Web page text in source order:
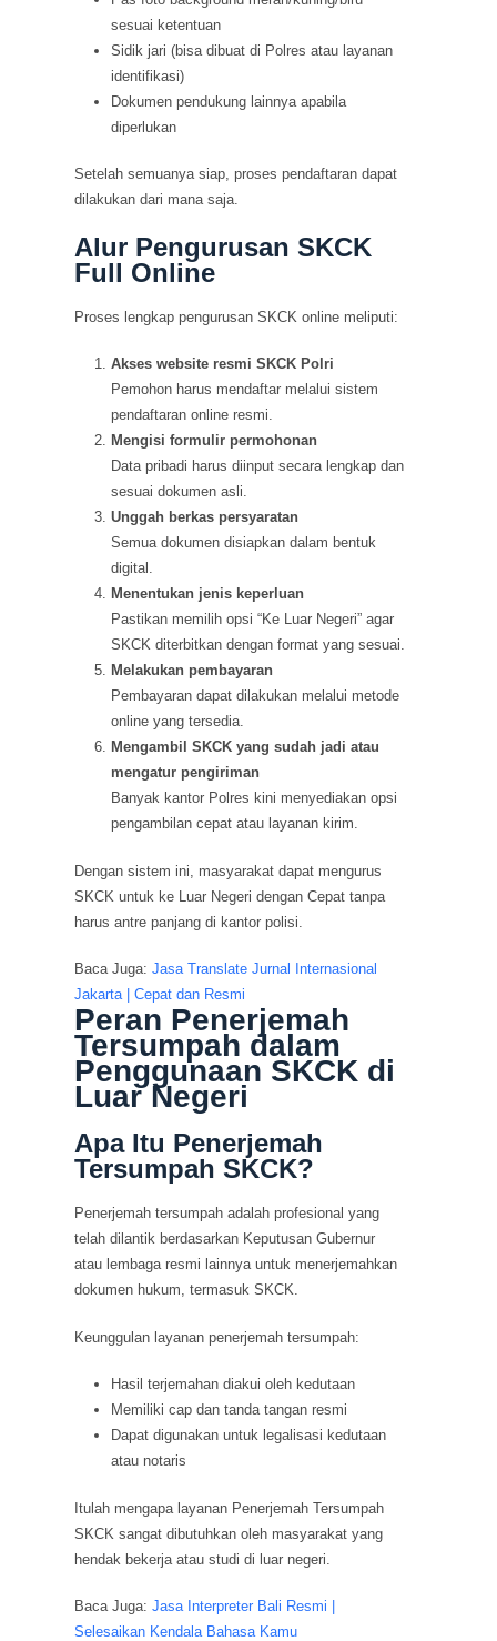
sesuai ketentuan
Sidik jari (bisa dibuat di Polres atau layanan
identifikasi)
Dokumen pendukung lainnya apabila
diperlukan
Setelah semuanya siap, proses pendaftaran dapat
dilakukan dari mana saja.
Alur Pengurusan SKCK
Full Online
Proses lengkap pengurusan SKCK online meliputi:
Akses website resmi SKCK Polri
Pemohon harus mendaftar melalui sistem
pendaftaran online resmi.
Mengisi formulir permohonan
Data pribadi harus diinput secara lengkap dan
sesuai dokumen asli.
Unggah berkas persyaratan
Semua dokumen disiapkan dalam bentuk
digital.
Menentukan jenis keperluan
Pastikan memilih opsi “Ke Luar Negeri” agar
SKCK diterbitkan dengan format yang sesuai.
Melakukan pembayaran
Pembayaran dapat dilakukan melalui metode
online yang tersedia.
Mengambil SKCK yang sudah jadi atau
mengatur pengiriman
Banyak kantor Polres kini menyediakan opsi
pengambilan cepat atau layanan kirim.
Dengan sistem ini, masyarakat dapat mengurus
SKCK untuk ke Luar Negeri dengan Cepat tanpa
harus antre panjang di kantor polisi.
Baca Juga:Jasa Translate Jurnal Internasional
Jakarta | Cepat dan Resmi
Peran Penerjemah
Tersumpah dalam
Penggunaan SKCK di
Luar Negeri
Apa Itu Penerjemah
Tersumpah SKCK?
Penerjemah tersumpah adalah profesional yang
telah dilantik berdasarkan Keputusan Gubernur
atau lembaga resmi lainnya untuk menerjemahkan
dokumen hukum, termasuk SKCK.
Keunggulan layanan penerjemah tersumpah:
Hasil terjemahan diakui oleh kedutaan
Memiliki cap dan tanda tangan resmi
Dapat digunakan untuk legalisasi kedutaan
atau notaris
Itulah mengapa layanan Penerjemah Tersumpah
SKCK sangat dibutuhkan oleh masyarakat yang
hendak bekerja atau studi di luar negeri.
Baca Juga:Jasa Interpreter Bali Resmi |
Selesaikan Kendala Bahasa Kamu